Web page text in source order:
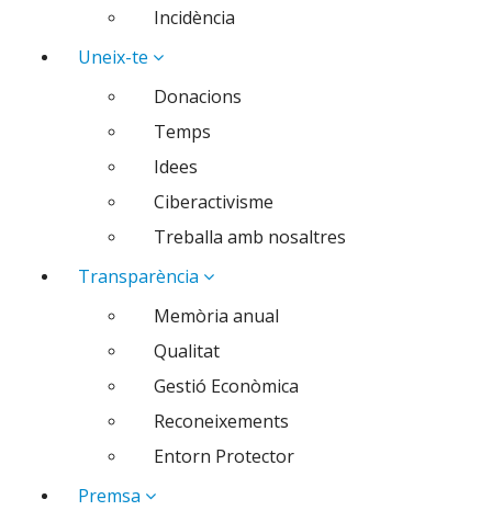
Incidència
Uneix-te
Donacions
Temps
Idees
Ciberactivisme
Treballa amb nosaltres
Transparència
Memòria anual
Qualitat
Gestió Econòmica
Reconeixements
Entorn Protector
Premsa